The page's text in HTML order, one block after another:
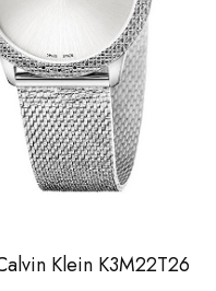
Klein K3M22T26